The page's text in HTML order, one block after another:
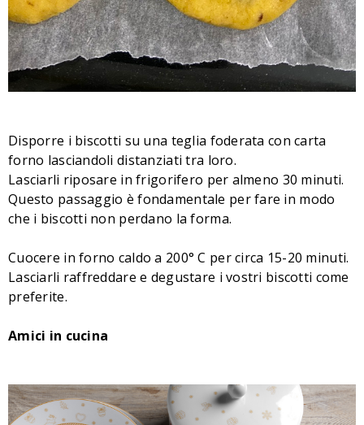
Disporre i biscotti su una teglia foderata con carta
forno lasciandoli distanziati tra loro.
Lasciarli riposare in frigorifero per almeno 30 minuti.
Questo passaggio è fondamentale per fare in modo
che i biscotti non perdano la forma.
Cuocere in forno caldo a 200° C per circa 15-20 minuti.
Lasciarli raffreddare e degustare i vostri biscotti come
preferite.
Amici in cucina